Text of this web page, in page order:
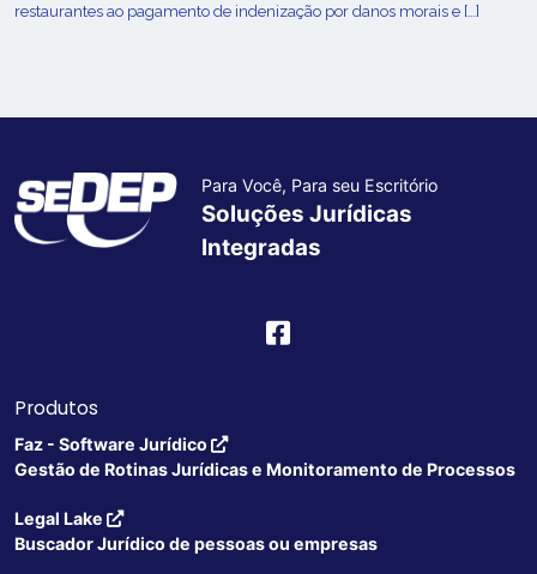
restaurantes ao pagamento de indenização por danos morais e […]
Para Você, Para seu Escritório
Soluções Jurídicas
Integradas
Produtos
Faz - Software Jurídico
Gestão de Rotinas Jurídicas e Monitoramento de Processos
Legal Lake
Buscador Jurídico de pessoas ou empresas